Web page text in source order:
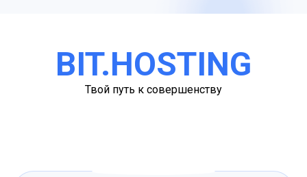
BIT.HOSTING
Твой путь к совершенству